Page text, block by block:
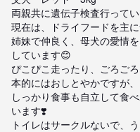
両親共に遺伝子検査行って
現在は、ドライフードを主
姉妹で仲良く、母犬の愛情
しています😊
ぴこぴこ走ったり、ごろご
本的にはおしとやかですが
しっかり食事も自立して食
います❣️
トイレはサークルないで、